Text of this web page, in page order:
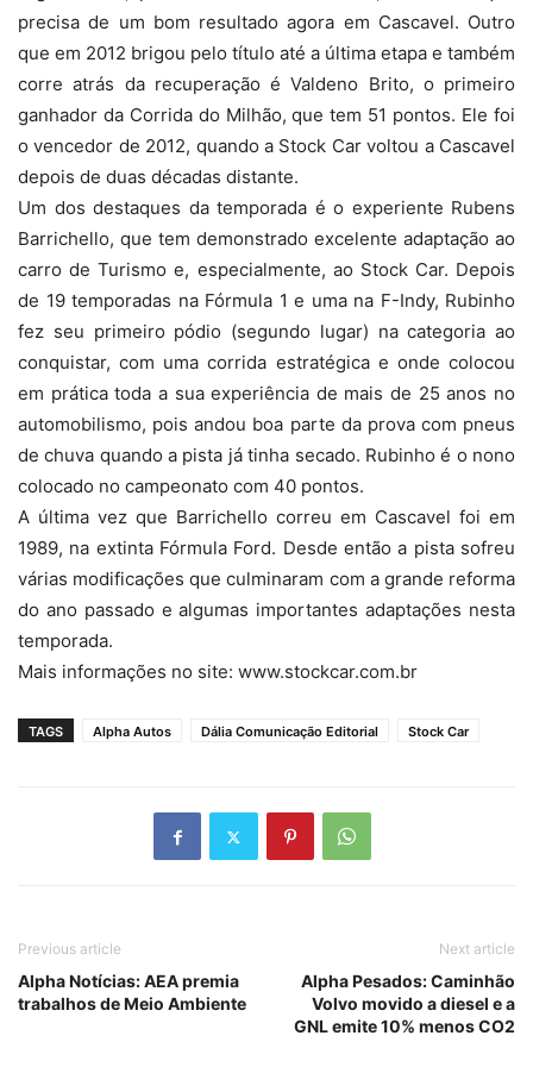
precisa de um bom resultado agora em Cascavel. Outro
que em 2012 brigou pelo título até a última etapa e também
corre atrás da recuperação é Valdeno Brito, o primeiro
ganhador da Corrida do Milhão, que tem 51 pontos. Ele foi
o vencedor de 2012, quando a Stock Car voltou a Cascavel
depois de duas décadas distante.
Um dos destaques da temporada é o experiente Rubens
Barrichello, que tem demonstrado excelente adaptação ao
carro de Turismo e, especialmente, ao Stock Car. Depois
de 19 temporadas na Fórmula 1 e uma na F-Indy, Rubinho
fez seu primeiro pódio (segundo lugar) na categoria ao
conquistar, com uma corrida estratégica e onde colocou
em prática toda a sua experiência de mais de 25 anos no
automobilismo, pois andou boa parte da prova com pneus
de chuva quando a pista já tinha secado. Rubinho é o nono
colocado no campeonato com 40 pontos.
A última vez que Barrichello correu em Cascavel foi em
1989, na extinta Fórmula Ford. Desde então a pista sofreu
várias modificações que culminaram com a grande reforma
do ano passado e algumas importantes adaptações nesta
temporada.
Mais informações no site: www.stockcar.com.br
TAGS Alpha Autos Dália Comunicação Editorial Stock Car
Previous article
Alpha Notícias: AEA premia
trabalhos de Meio Ambiente
Next article
Alpha Pesados: Caminhão
Volvo movido a diesel e a
GNL emite 10% menos CO2